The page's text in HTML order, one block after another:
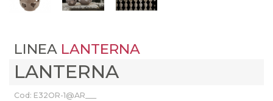
LINEA LANTERNA
LANTERNA
Cod: E32OR-1@AR___